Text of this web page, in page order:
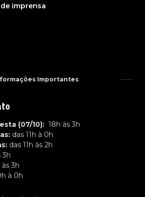
imprensa
Importantes
(07/10): 18h às 3h
das 11h à 0h
das 11h às 2h
3h
às 3h
à 0h